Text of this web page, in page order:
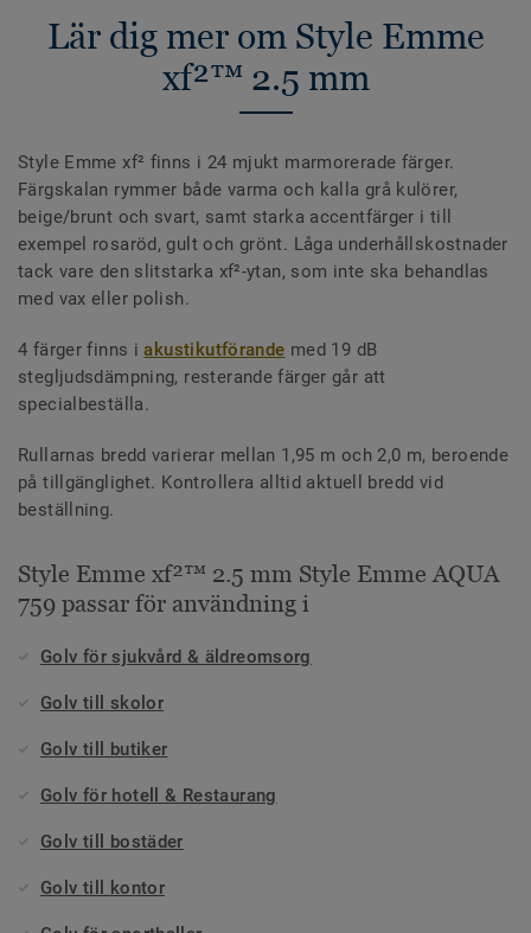
Lär dig mer om Style Emme
xf²™ 2.5 mm
Style Emme xf² finns i 24 mjukt marmorerade färger.
Färgskalan rymmer både varma och kalla grå kulörer,
beige/brunt och svart, samt starka accentfärger i till
exempel rosaröd, gult och grönt. Låga underhållskostnader
tack vare den slitstarka xf²-ytan, som inte ska behandlas
med vax eller polish.
4 färger finns iakustikutförande med 19 dB
stegljudsdämpning, resterande färger går att
specialbeställa.
Rullarnas bredd varierar mellan 1,95 m och 2,0 m, beroende
på tillgänglighet. Kontrollera alltid aktuell bredd vid
beställning.
Style Emme xf²™ 2.5 mm Style Emme AQUA
759 passar för användning i
Golv för sjukvård & äldreomsorg
Golv till skolor
Golv till butiker
Golv för hotell & Restaurang
Golv till bostäder
Golv till kontor